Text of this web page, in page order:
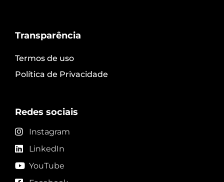
Transparência
Termos de uso
Política de Privacidade
Redes sociais
Instagram
LinkedIn
YouTube